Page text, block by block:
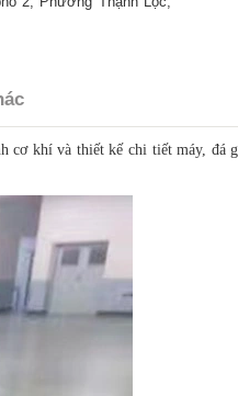
khí và thiết kế chi tiết máy, đá